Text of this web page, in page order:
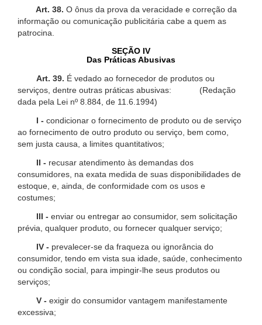
Art. 38. O ônus da prova da veracidade e correção da
informação ou comunicação publicitária cabe a quem as
patrocina.
SEÇÃO IV
Das Práticas Abusivas
Art. 39. É vedado ao fornecedor de produtos ou
serviços, dentre outras práticas abusivas: (Redação
dada pela Lei nº 8.884, de 11.6.1994)
I - condicionar o fornecimento de produto ou de serviço
ao fornecimento de outro produto ou serviço, bem como,
sem justa causa, a limites quantitativos;
II - recusar atendimento às demandas dos
consumidores, na exata medida de suas disponibilidades de
estoque, e, ainda, de conformidade com os usos e
costumes;
III - enviar ou entregar ao consumidor, sem solicitação
prévia, qualquer produto, ou fornecer qualquer serviço;
IV - prevalecer-se da fraqueza ou ignorância do
consumidor, tendo em vista sua idade, saúde, conhecimento
ou condição social, para impingir-lhe seus produtos ou
serviços;
V - exigir do consumidor vantagem manifestamente
excessiva;